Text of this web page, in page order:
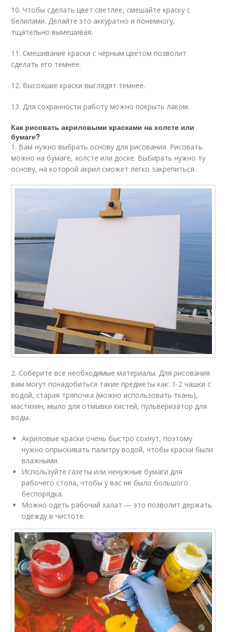
10. Чтобы сделать цвет светлее, смешайте краску с
белилами. Делайте это аккуратно и понемногу,
тщательно вымешивая.
11. Смешивание краски с чёрным цветом позволит
сделать его темнее.
12. Высохшие краски выглядят темнее.
13. Для сохранности работу можно покрыть лаком.
Как рисовать акриловыми красками на холсте или
бумаге?
1. Вам нужно выбрать основу для рисования. Рисовать
можно на бумаге, холсте или доске. Выбирать нужно ту
основу, на которой акрил сможет легко закрепиться.
2. Соберите все необходимые материалы. Для рисования
вам могут понадобиться такие предметы как: 1-2 чашки с
водой, старая тряпочка (можно использовать ткань),
мастихин, мыло для отмывки кистей, пульверизатор для
воды.
Акриловые краски очень быстро сохнут, поэтому
нужно опрыскивать палитру водой, чтобы краски были
влажными.
Используйте газеты или ненужные бумаги для
рабочего стола, чтобы у вас не было большого
беспорядка.
Можно одеть рабочий халат — это позволит держать
одежду в чистоте.